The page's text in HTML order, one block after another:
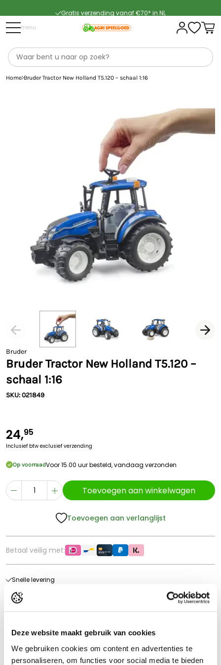
Deze website maakt gebruik van cookies
We gebruiken cookies om content en advertenties te
personaliseren, om functies voor social media te bieden
Snelle levering
menu
Home Bruder Tractor New Holland T5.120 – schaal 1:16
Bruder
Bruder Tractor New Holland T5.120 –
schaal 1:16
SKU: 021849
24,95
Inclusief btw exclusief verzending
Op voorraadVoor 15.00 uur besteld, vandaag verzonden
Toevoegen aan winkelwagen
Toevoegen aan verlanglijst
Betaal veilig met:
Snelle levering
60 dagen retour
Product beschrijving